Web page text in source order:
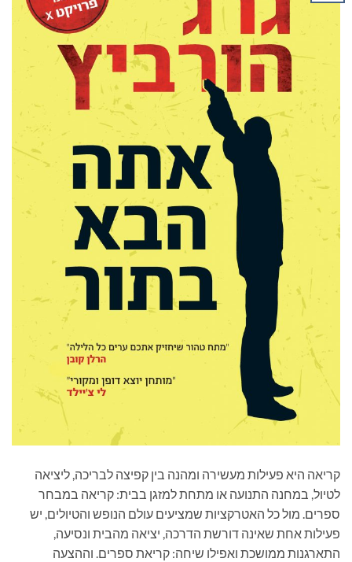
קריאה היא פעילות מעשירה ומהנה בין קפיצה לבריכה, ליציאה
לטיול, במחנה התנועה או מתחת למזגן בבית: קריאה במבחר
ספרים. מול כל האטרקציות שמציעים עולם הנופש והטיולים, יש
פעילות אחת שאינה דורשת הדרכה, יציאה מהבית ונסיעה,
התארגנות ממושכת ואפילו שיחה: קריאת ספרים. וההצעה